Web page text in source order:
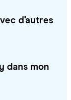
d'autres
dans mon